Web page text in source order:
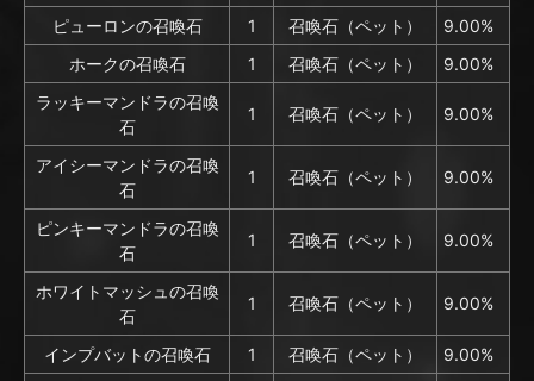
ピューロンの召喚石 1 召喚石（ペット）
9.00%
ホークの召喚石
1 召喚石（ペット）
9.00%
ラッキーマンドラの召喚
石
1 召喚石（ペット） 9.00%
アイシーマンドラの召喚
石
1 召喚石（ペット） 9.00%
ピンキーマンドラの召喚
石
1 召喚石（ペット） 9.00%
ホワイトマッシュの召喚
石
1 召喚石（ペット） 9.00%
インプバットの召喚石 1 召喚石（ペット）
9.00%